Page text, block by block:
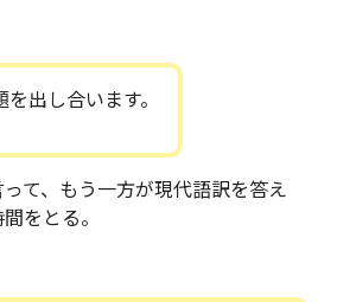
出し合います。
て、もう一方が現代語訳を答え
をとる。